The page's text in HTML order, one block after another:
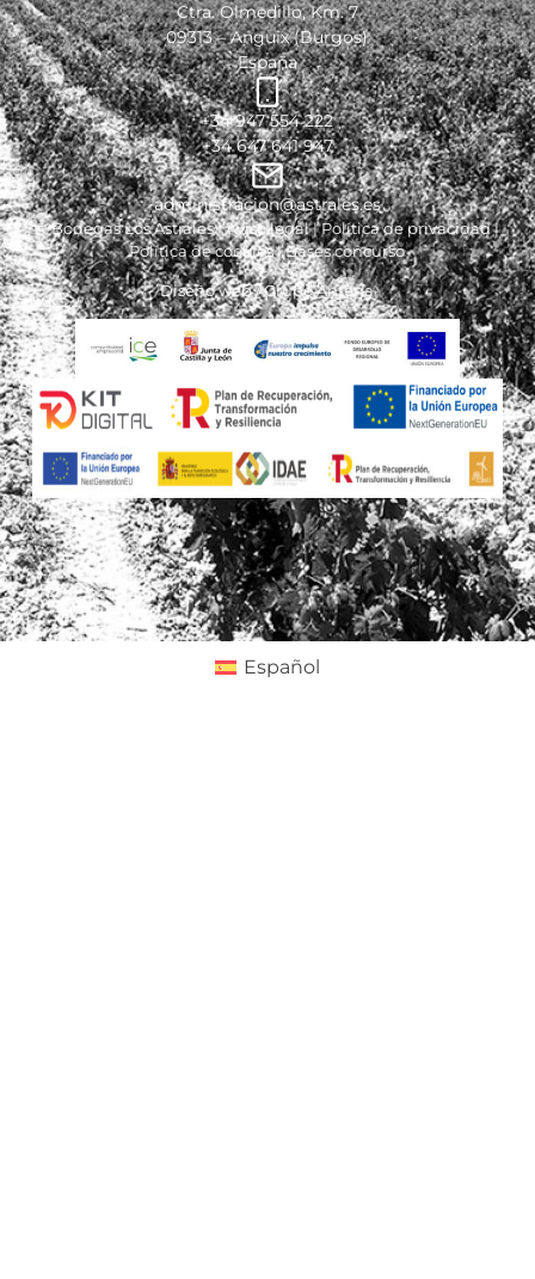
Ctra. Olmedillo, Km. 7
09313 – Anguix (Burgos)
España
+34 947 554 222
+34 647 641 947
administracion@astrales.es
© Bodegas Los Astrales |Aviso legal|Política de privacidad|
Política de cookies|Bases concurso
Diseño web /Grupo Antena
Español